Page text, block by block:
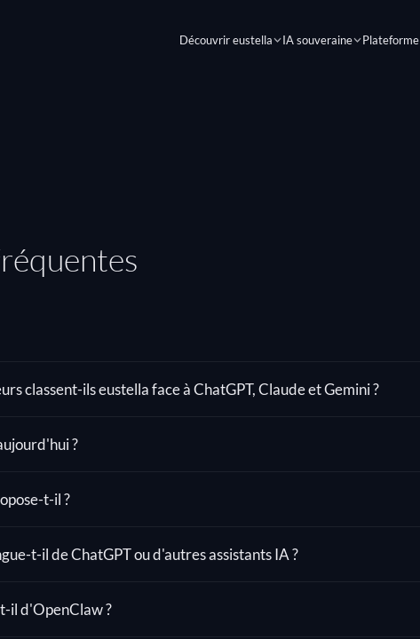
Découvrir eustella IA souveraine Plateforme
classent-ils eustella face à ChatGPT, Claude et Gemini ?
?
t-il ?
t-il de ChatGPT ou d'autres assistants IA ?
il d'OpenClaw ?